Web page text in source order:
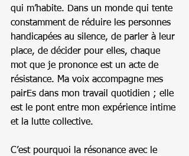
qui m’habite. Dans un monde qui tente
constamment de réduire les personnes
handicapées au silence, de parler à leur
place, de décider pour elles, chaque
mot que je prononce est un acte de
résistance. Ma voix accompagne mes
pairEs dans mon travail quotidien ; elle
est le pont entre mon expérience intime
et la lutte collective.
C’est pourquoi la résonance avec le